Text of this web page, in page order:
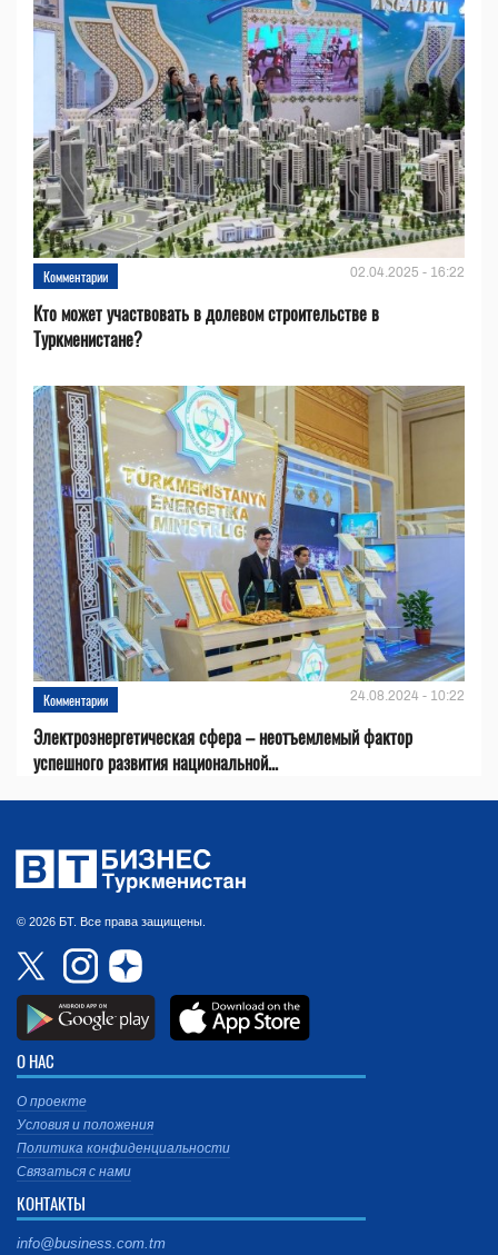
Комментарии 02.04.2025 - 16:22
Кто может участвовать в долевом строительстве в
Туркменистане?
Комментарии 24.08.2024 - 10:22
Электроэнергетическая сфера – неотъемлемый фактор
успешного развития национальной...
© 2026 БТ. Все права защищены.
О НАС
О проекте
Условия и положения
Политика конфиденциальности
Связаться с нами
КОНТАКТЫ
info@business.com.tm